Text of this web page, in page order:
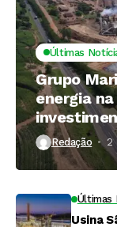
Últimas
Grupo
energia
Redação 2
Últimas
Usina